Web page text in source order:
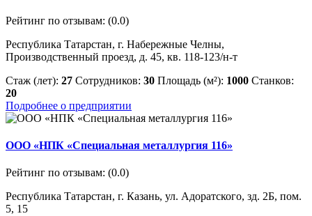
Рейтинг по отзывам: (0.0)
Республика Татарстан, г. Набережные Челны,
Производственный проезд, д. 45, кв. 118-123/н-т
Стаж (лет): 27 Сотрудников: 30 Площадь (м²): 1000 Станков:
20
Подробнее о предприятии
ООО «НПК «Специальная металлургия 116»
Рейтинг по отзывам: (0.0)
Республика Татарстан, г. Казань, ул. Адоратского, зд. 2Б, пом.
5, 15